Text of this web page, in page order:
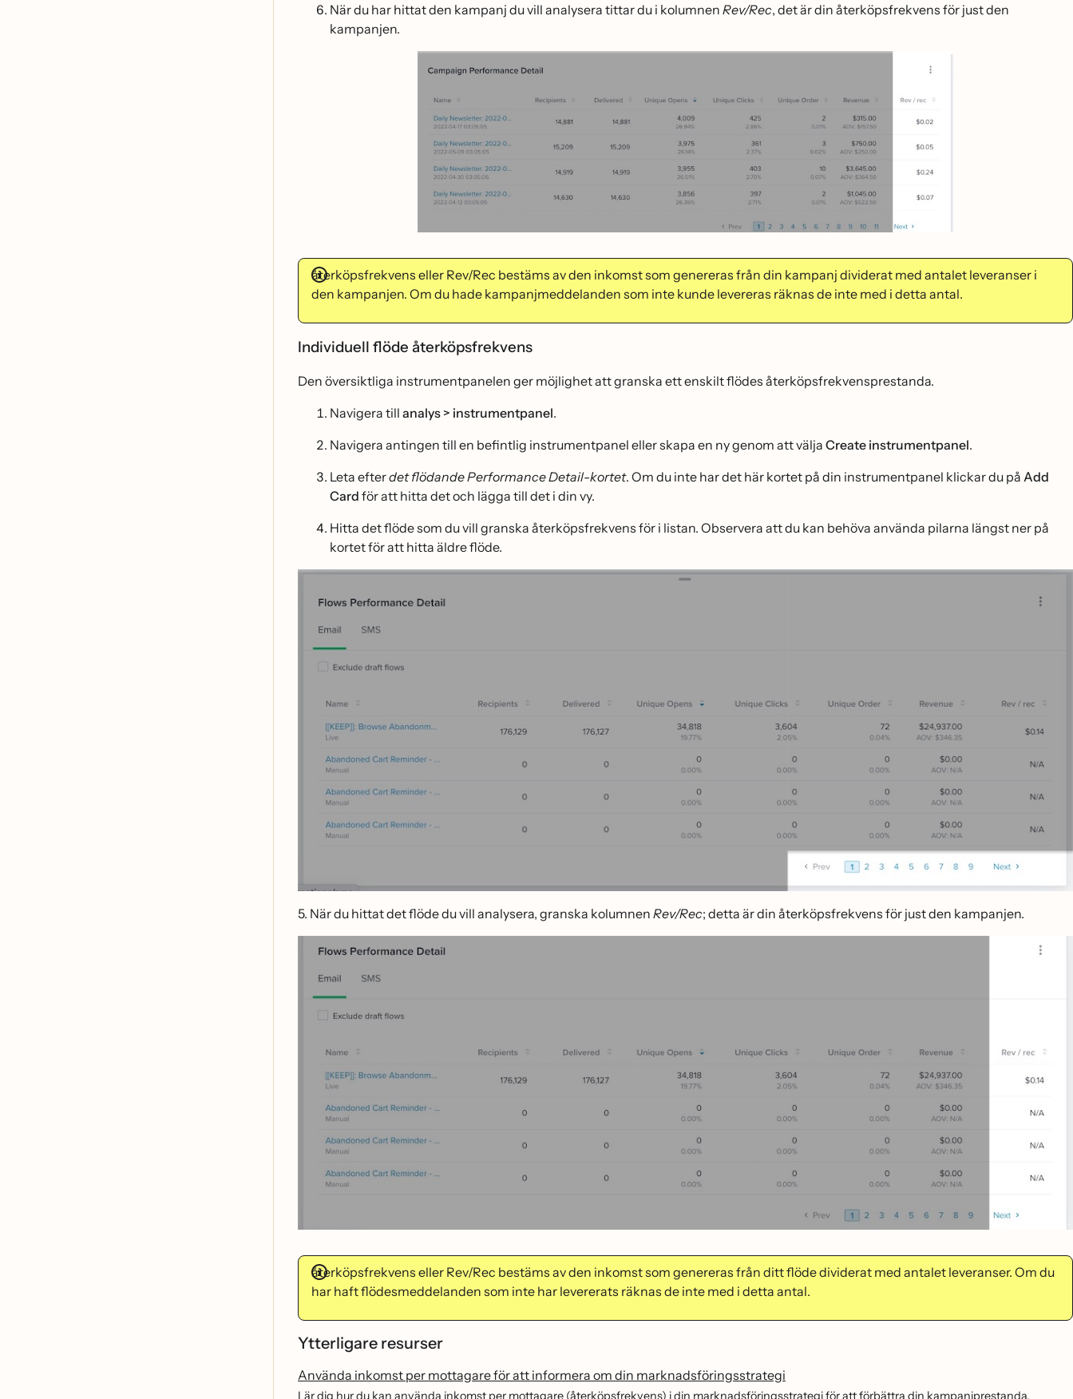
När du har hittat den kampanj du vill analysera tittar du i kolumnen Rev/Rec, det är din återköpsfrekvens för just den
kampanjen.
återköpsfrekvens eller Rev/Rec bestäms av den inkomst som genereras från din kampanj dividerat med antalet leveranser i
den kampanjen. Om du hade kampanjmeddelanden som inte kunde levereras räknas de inte med i detta antal.
Individuell flöde återköpsfrekvens
Den översiktliga instrumentpanelen ger möjlighet att granska ett enskilt flödes återköpsfrekvensprestanda.
Navigera till analys > instrumentpanel.
Navigera antingen till en befintlig instrumentpanel eller skapa en ny genom att välja Create instrumentpanel.
Leta efterdet flödande Performance Detail-kortet. Om du inte har det här kortet på din instrumentpanel klickar du på Add
Card för att hitta det och lägga till det i din vy.
Hitta det flöde som du vill granska återköpsfrekvens för i listan. Observera att du kan behöva använda pilarna längst ner på
kortet för att hitta äldre flöde.
5. När du hittat det flöde du vill analysera, granska kolumnen Rev/Rec; detta är din återköpsfrekvens för just den kampanjen.
återköpsfrekvens eller Rev/Rec bestäms av den inkomst som genereras från ditt flöde dividerat med antalet leveranser. Om du
har haft flödesmeddelanden som inte har levererats räknas de inte med i detta antal.
Ytterligare resurser
Använda inkomst per mottagare för att informera om din marknadsföringsstrategi
Lär dig hur du kan använda inkomst per mottagare (återköpsfrekvens) i din marknadsföringsstrategi för att förbättra din kampanjprestanda.